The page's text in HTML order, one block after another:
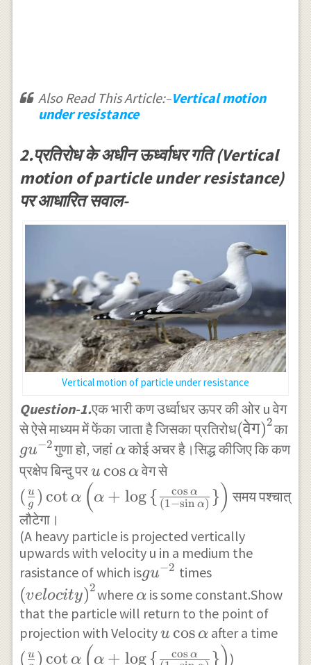
Also Read This Article:–Vertical motion
under resistance
2.प्रतिरोध के अधीन ऊर्ध्वाधर गति (Vertical
motion of particle under resistance)
पर आधारित सवाल-
Vertical motion of particle under resistance
Question-1.एक भारी कण उर्ध्वाधर ऊपर की ओर u वेग
से ऐसे माध्यम में फेंका जाता है जिसका प्रतिरोध{
(वेग)
2 }
(वेग)2काg{
u
-2
}
gu−2गुणा हो, जहां\alpha
αकोई अचर है।सिद्ध कीजिए कि कण
प्रक्षेप बिन्दु परu\cos
{
\alpha
}
u cosαवेग से(\frac
{ u }{
g }
)\cot {
\alpha
}
\left(
\alpha
+\log
{ \{ }
( g
u ) cot α (α + log{ (1−sin α)
cos α }) समय पश्चात्
लौटेगा।
(A heavy particle is projected vertically
upwards with velocity u in a medium the
rasistance of which isg{
u
}^{
-2
}
gu−2 times{
(velocity)
}^{ 2 }
(velocity)2where\alpha
α is some constant.Show
that the particle will return to the point of
projection with Velocityu\cos
u cosα after a time
( u ) cot α α + log{ cos α }
)